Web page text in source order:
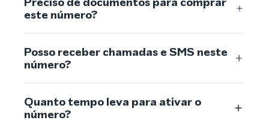
este número?
Posso receber chamadas e SMS neste
número?
Quanto tempo leva para ativar o
número?